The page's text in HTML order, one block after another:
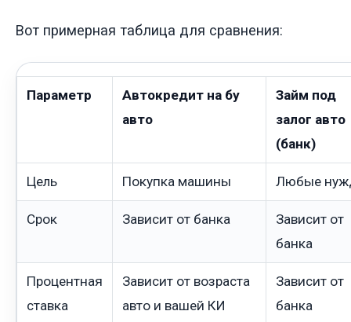
Вот примерная таблица для сравнения:
Параметр
Автокредит на бу
авто
Займ под
залог авто
(банк)
Цель Покупка машины Любые
Срок Зависит от банка
Зависит от
банка
Процентная
ставка
Зависит от возраста
авто и вашей КИ
Зависит от
банка